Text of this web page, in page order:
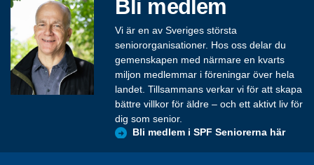
Bli medlem
Vi är en av Sveriges största
seniororganisationer. Hos oss delar du
gemenskapen med närmare en kvarts
miljon medlemmar i föreningar över hela
landet. Tillsammans verkar vi för att skapa
bättre villkor för äldre – och ett aktivt liv för
dig som senior.
Bli medlem i SPF Seniorerna här